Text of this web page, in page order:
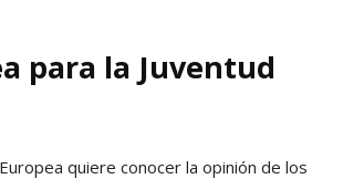
para la Juventud
quiere conocer la opinión de los